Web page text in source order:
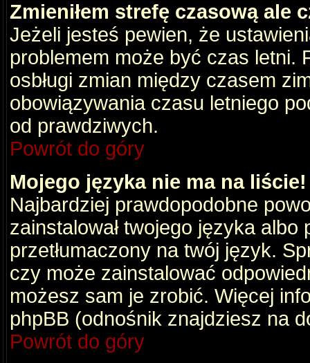
Zmieniłem strefę czasową ale
Jeżeli jesteś pewien, że
problemem może być czas letni.
osbługi zmian między czasem
obowiązywania czasu letniego
od prawdziwych.
Powrót do góry
Mojego języka nie ma na liście!
Najbardziej prawdopodobne
zainstalował twojego języka albo
przetłumaczony na twój język.
czy może zainstalować
możesz sam je zrobić. Więcej
phpBB (odnośnik znajdziesz na
Powrót do góry